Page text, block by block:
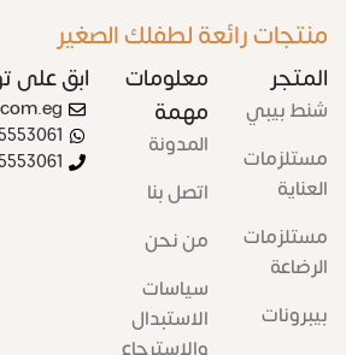
منتجات رائعة لطفلك الصغير
المتجر
شنط بيبي
مستلزمات
العناية
مستلزمات
الرضاعة
بيبرونات
معلومات
مهمة
المدونة
اتصل بنا
من نحن
سياسات
الاستبدال
والاسترجاع
ابق على